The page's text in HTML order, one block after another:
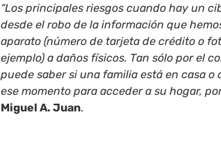
“Los principales riesgos cuando hay un
desde el robo de la información que
aparato (número de tarjeta de crédito o
ejemplo) a daños físicos. Tan sólo por el
puede saber si una familia está en casa
ese momento para acceder a su hogar,
Miguel A. Juan.